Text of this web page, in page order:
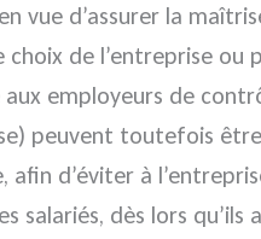
vue d’assurer la
choix de l’entreprise ou
employeurs de
peuvent toutefois
d’éviter à
salariés, dès lors